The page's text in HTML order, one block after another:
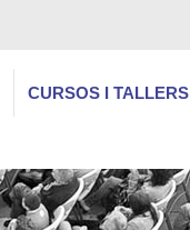
CURSOS I TALLERS